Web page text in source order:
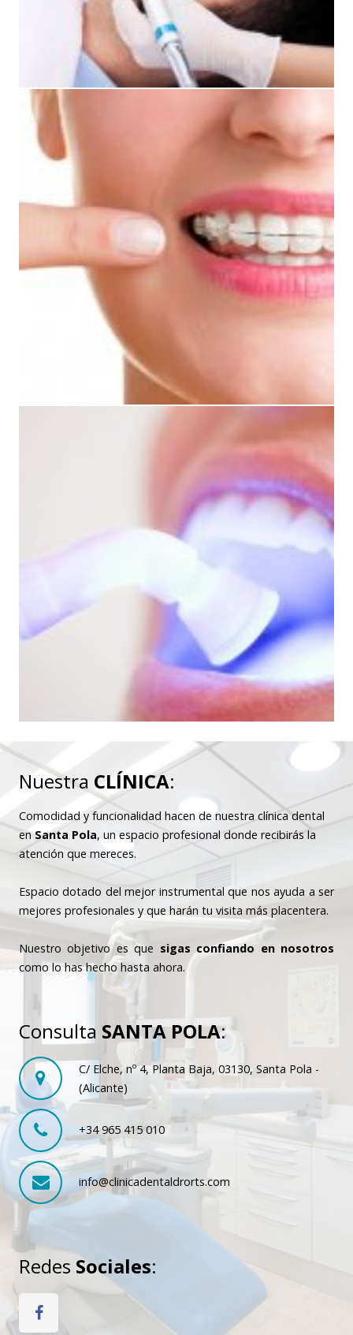
Nuestra CLÍNICA:
Comodidad y funcionalidad hacen de nuestra clínica dental
enSanta Pola, un espacio profesional donde recibirás la
atención que mereces.
Espacio dotado del mejor instrumental que nos ayuda a ser
mejores profesionales y que harán tu visita más placentera.
Nuestro objetivo es que sigas confiando en nosotros
como lo has hecho hasta ahora.
Consulta SANTA POLA:
C/ Elche, nº 4, Planta Baja, 03130, Santa Pola -
(Alicante)
+34 965 415 010
info@clinicadentaldrorts.com
Redes Sociales: